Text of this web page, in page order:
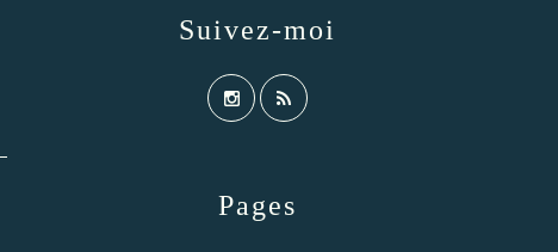
Pages
Suivez-moi